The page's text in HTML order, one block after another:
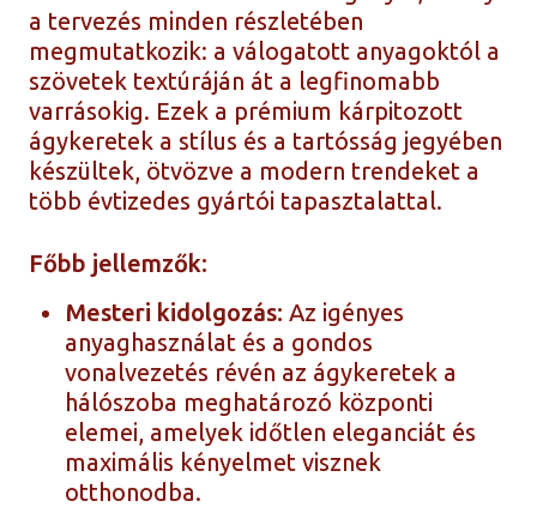
a tervezés minden részletében
megmutatkozik: a válogatott anyagoktól a
szövetek textúráján át a legfinomabb
varrásokig. Ezek a prémium kárpitozott
ágykeretek a stílus és a tartósság jegyében
készültek, ötvözve a modern trendeket a
több évtizedes gyártói tapasztalattal.
Főbb jellemzők:
Mesteri kidolgozás: Az igényes
anyaghasználat és a gondos
vonalvezetés révén az ágykeretek a
hálószoba meghatározó központi
elemei, amelyek időtlen eleganciát és
maximális kényelmet visznek
otthonodba.